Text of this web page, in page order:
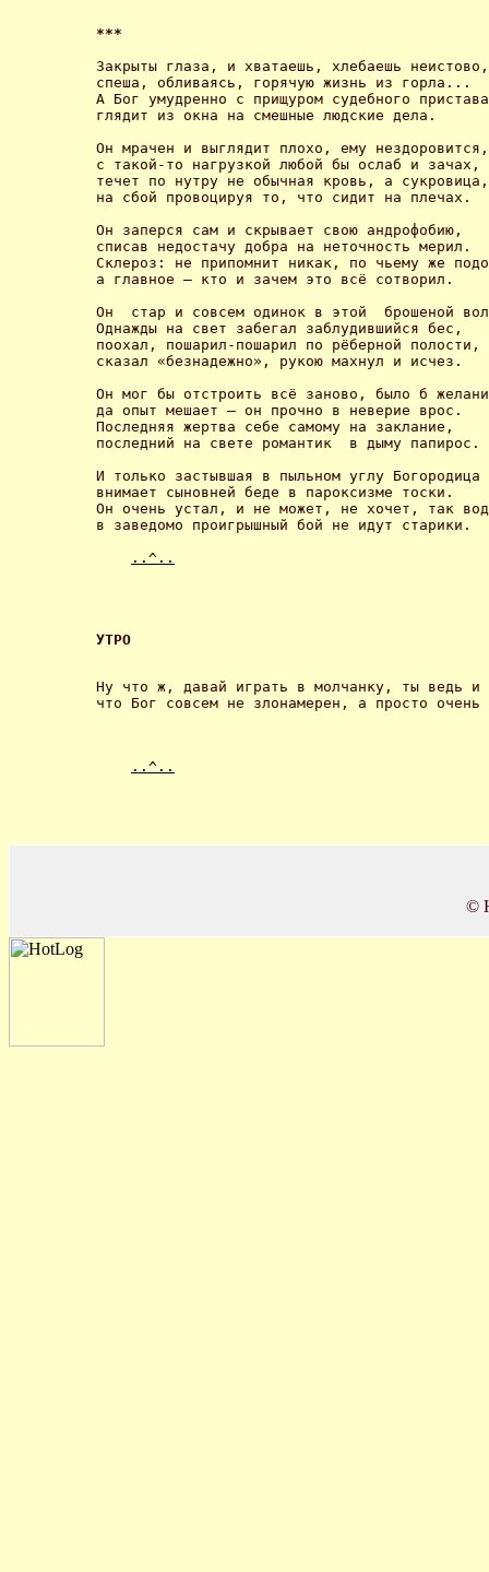
***
Закрыты глаза, и хватаешь, хлебаешь неистово,
спеша, обливаясь, горячую жизнь из горла...
А Бог умудренно с прищуром судебного пристава
глядит из окна на смешные людские дела.
Он мрачен и выглядит плохо, ему нездоровится,
с такой-то нагрузкой любой бы ослаб и зачах,
течет по нутру не обычная кровь, а сукровица,
на сбой провоцируя то, что сидит на плечах.
Он заперся сам и скрывает свою андрофобию,
списав недостачу добра на неточность мерил.
Склероз: не припомнит никак, по чьему же
а главное – кто и зачем это всё сотворил.
Он  стар и совсем одинок в этой  брошеной
Однажды на свет забегал заблудившийся бес,
поохал, пошарил-пошарил по рёберной полости,
сказал «безнадежно», рукою махнул и исчез.
Он мог бы отстроить всё заново, было б
да опыт мешает – он прочно в неверие врос.
Последняя жертва себе самому на заклание,
последний на свете романтик  в дыму папирос.
И только застывшая в пыльном углу Богородица
внимает сыновней беде в пароксизме тоски.
Он очень устал, и не может, не хочет, так
в заведомо проигрышный бой не идут старики.
..^..
УТРО
Ну что ж, давай играть в молчанку, ты ведь и
..^..
©